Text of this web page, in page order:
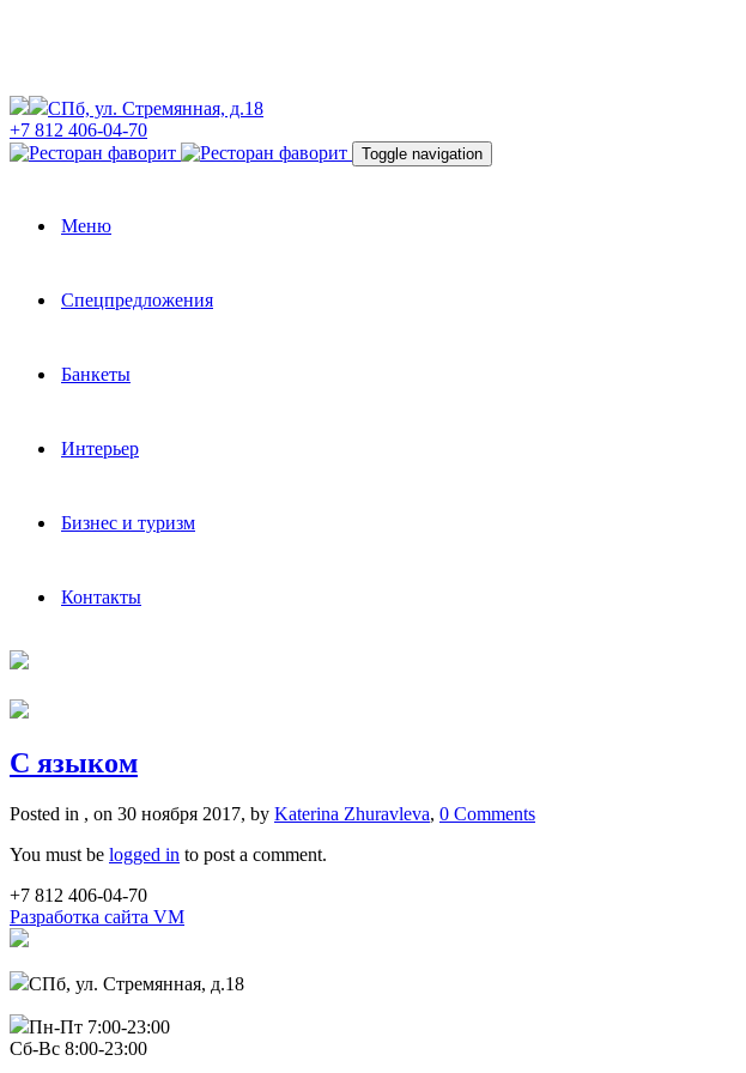
СПб, ул. Стремянная, д.18
+7 812 406-04-70
Toggle navigation
Меню
Спецпредложения
Банкеты
Интерьер
Бизнес и туризм
Контакты
С языком
Posted in , on 30 ноября 2017, by Katerina Zhuravleva, 0 Comments
You must be logged in to post a comment.
+7 812 406-04-70
Разработка сайта VM
СПб, ул. Стремянная, д.18
Пн-Пт 7:00-23:00
Сб-Вс 8:00-23:00